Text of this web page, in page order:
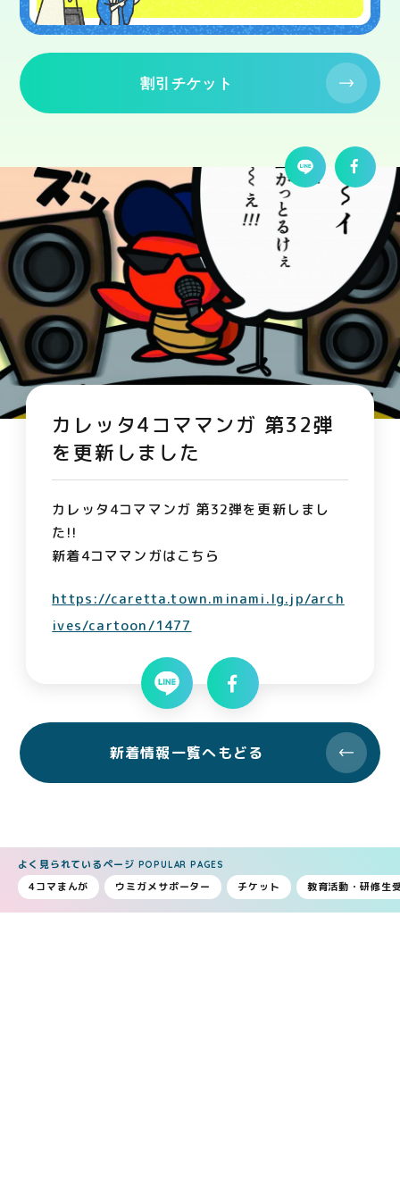
よく見られているページ POPULAR PAGES
4コマまんが ウミガメサポーター チケット 教育活動・研修生
割引チケット
カレッタ4コママンガ 第32弾
を更新しました
カレッタ4コママンガ 第32弾を更新しまし
た!!
新着4コママンガはこちら
https://caretta.town.minami.lg.jp/arch
ives/cartoon/1477
新着情報一覧へもどる